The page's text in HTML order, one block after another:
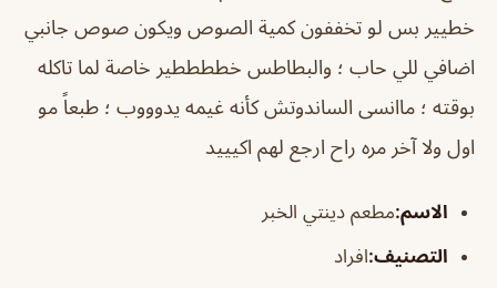
خطيير بس لو تخففون كمية الصوص ويكون صوص جانبي
اضافي للي حاب ؛ والبطاطس خططططير خاصة لما تاكله
بوقته ؛ ماانسى الساندوتش كأنه غيمه يدوووب ؛ طبعاً مو
اول ولا آخر مره راح ارجع لهم اكيييد
الاسم:مطعم دينتي الخبر
التصنيف:افراد